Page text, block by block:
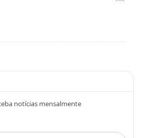
notícias mensalmente